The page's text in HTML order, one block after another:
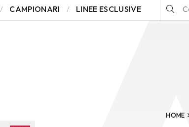
CAMPIONARI LINEE ESCLUSIVE
HOME